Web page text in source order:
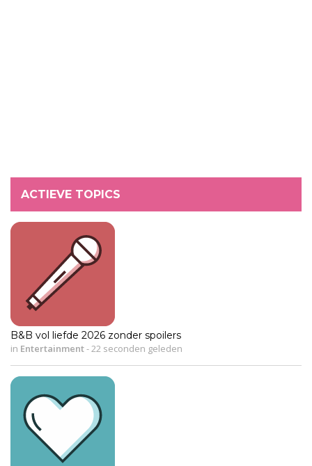
ACTIEVE TOPICS
B&B vol liefde 2026 zonder spoilers
in Entertainment-22 seconden geleden